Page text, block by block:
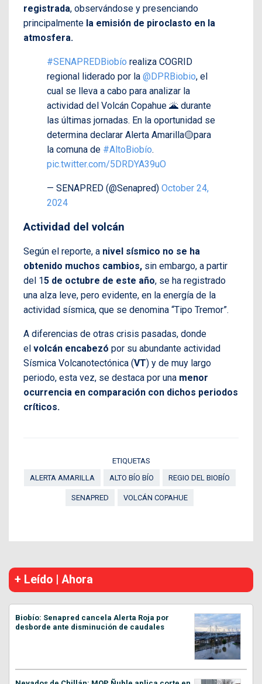
registrada, observándose y presenciando
principalmente la emisión de piroclasto en la
atmosfera.
#SENAPREDBiobío realiza COGRID
regional liderado por la @DPRBiobio, el
cual se lleva a cabo para analizar la
actividad del Volcán Copahue 🌋 durante
las últimas jornadas. En la oportunidad se
determina declarar Alerta Amarilla🟡para
la comuna de #AltoBiobío.
pic.twitter.com/5DRDYA39uO
— SENAPRED (@Senapred) October 24,
2024
Actividad del volcán
Según el reporte, a nivel sísmico no se ha
obtenido muchos cambios, sin embargo, a partir
del 15 de octubre de este año, se ha registrado
una alza leve, pero evidente, en la energía de la
actividad sísmica, que se denomina “Tipo Tremor”.
A diferencias de otras crisis pasadas, donde
el volcán encabezó por su abundante actividad
Sísmica Volcanotectónica (VT) y de muy largo
periodo, esta vez, se destaca por una menor
ocurrencia en comparación con dichos periodos
críticos.
ETIQUETAS
ALERTA AMARILLA
ALTO BÍO BÍO REGIO DEL BIOBÍO
SENAPRED VOLCÁN COPAHUE
+ Leído | Ahora
Biobío: Senapred cancela Alerta Roja por
desborde ante disminución de caudales